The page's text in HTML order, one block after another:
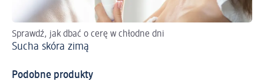
Sprawdź, jak dbać o cerę w chłodne dni
Sucha skóra zimą
Podobne produkty